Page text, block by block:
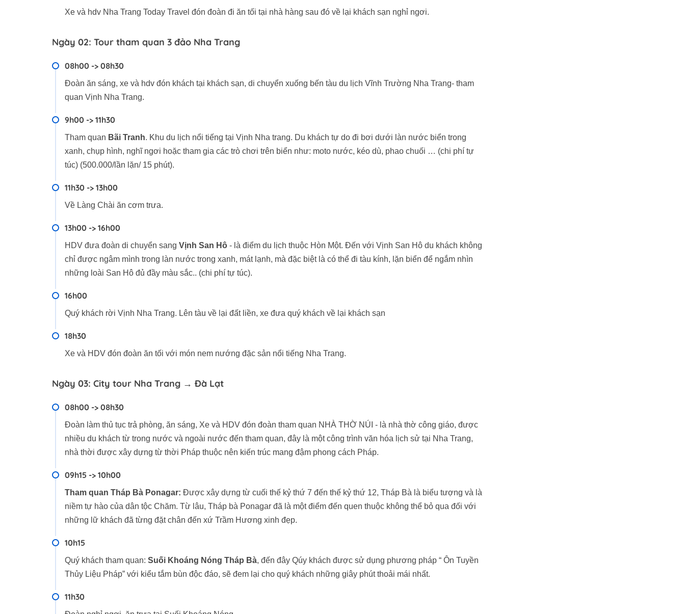
Xe và hdv Nha Trang Today Travel đón đoàn đi ăn tối tại nhà hàng sau đó về lại khách sạn nghỉ ngơi.
Ngày 02: Tour tham quan 3 đảo Nha Trang
08h00 -> 08h30
Đoàn ăn sáng, xe và hdv đón khách tại khách sạn, di chuyển xuống bến tàu du lịch Vĩnh Trường Nha Trang- tham
quan Vịnh Nha Trang.
9h00 -> 11h30
Tham quan Bãi Tranh. Khu du lịch nổi tiếng tại Vịnh Nha trang. Du khách tự do đi bơi dưới làn nước biển trong
xanh, chụp hình, nghĩ ngơi hoặc tham gia các trò chơi trên biển như: moto nước, kéo dù, phao chuối … (chi phí tự
túc) (500.000/lần lặn/ 15 phút).
11h30 -> 13h00
Về Làng Chài ăn cơm trưa.
13h00 -> 16h00
HDV đưa đoàn di chuyển sang Vịnh San Hô - là điểm du lịch thuộc Hòn Một. Đến với Vịnh San Hô du khách không
chỉ được ngâm mình trong làn nước trong xanh, mát lạnh, mà đặc biệt là có thể đi tàu kính, lặn biển để ngắm nhìn
những loài San Hô đủ đầy màu sắc.. (chi phí tự túc).
16h00
Quý khách rời Vịnh Nha Trang. Lên tàu về lại đất liền, xe đưa quý khách về lại khách sạn
18h30
Xe và HDV đón đoàn ăn tối với món nem nướng đặc sản nổi tiếng Nha Trang.
Ngày 03: City tour Nha Trang → Đà Lạt
08h00 -> 08h30
Đoàn làm thủ tục trả phòng, ăn sáng, Xe và HDV đón đoàn tham quan NHÀ THỜ NÚI - là nhà thờ công giáo, được
nhiều du khách từ trong nước và ngoài nước đến tham quan, đây là một công trình văn hóa lịch sử tại Nha Trang,
nhà thời được xây dựng từ thời Pháp thuộc nên kiến trúc mang đậm phong cách Pháp.
09h15 -> 10h00
Tham quan Tháp Bà Ponagar: Được xây dựng từ cuối thế kỷ thứ 7 đến thế kỷ thứ 12, Tháp Bà là biểu tượng và là
niềm tự hào của dân tộc Chăm. Từ lâu, Tháp bà Ponagar đã là một điểm đến quen thuộc không thể bỏ qua đối với
những lữ khách đã từng đặt chân đến xứ Trầm Hương xinh đẹp.
10h15
Quý khách tham quan: Suối Khoáng Nóng Tháp Bà, đến đây Qúy khách được sử dụng phương pháp “ Ôn Tuyền
Thủy Liệu Pháp” với kiểu tắm bùn độc đáo, sẽ đem lại cho quý khách những giây phút thoải mái nhất.
11h30